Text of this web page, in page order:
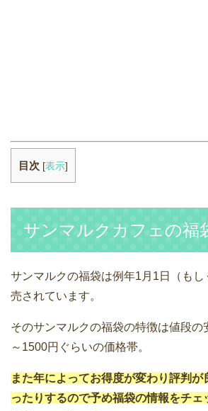
目次 [表示]
サンマルクカフェの福
サンマルクの福袋は例年1月1日（も
売されています。
そのサンマルクの福袋の特徴は値段の
～1500円ぐらいの価格帯。
また年によってお得度が変わり評判
ったりするので予め福袋の情報をチェ